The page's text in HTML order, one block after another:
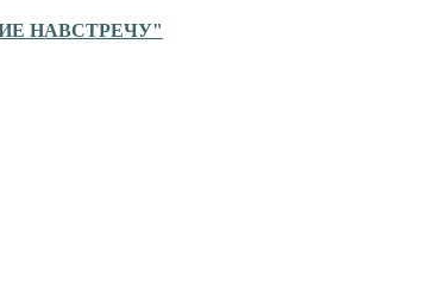
НАВСТРЕЧУ"